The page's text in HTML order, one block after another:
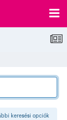
keresési opciók